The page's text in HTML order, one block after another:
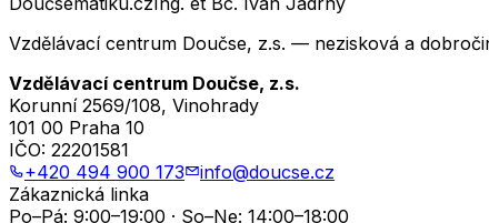
Vzdělávací centrum Doučse, z.s. — nezisková a
Vzdělávací centrum Doučse, z.s.
Korunní 2569/108, Vinohrady
101 00 Praha 10
IČO: 22201581
+420 494 900 173
info@doucse.cz
Zákaznická linka
Po–Pá: 9:00–19:00 · So–Ne: 14:00–18:00